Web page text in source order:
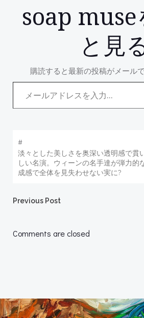
soap muse
と見
購読すると最新の投稿がメール
メールアドレスを入力...
#
淡々とした美しさを奥深い透明感で貫
しい名演。ウィーンの名手達が弾力的
成感で全体を見失わせない実に?
Post
navigation
Previous Post
Comments are closed